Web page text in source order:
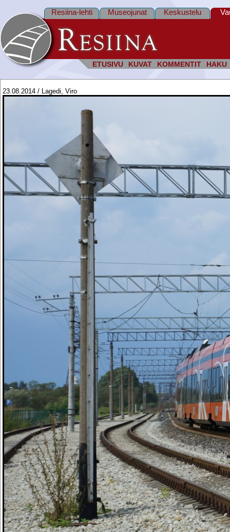
ETUSIVU KUVAT KOMMENTIT HAKU
Resiina-lehti Museojunat Keskustelu
23.08.2014 / Lagedi, Viro